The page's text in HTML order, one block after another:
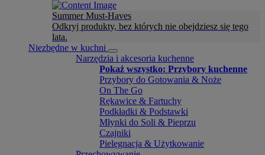
Summer Must-Haves
Odkryj produkty, bez których nie obejdziesz się tego
lata.
Niezbędne w kuchni
Narzędzia i akcesoria kuchenne
Pokaż wszystko: Przybory kuchenne
Przybory do Gotowania & Noże
On The Go
Rękawice & Fartuchy
Podkładki & Podstawki
Młynki do Soli & Pieprzu
Czajniki
Pielęgnacja & Użytkowanie